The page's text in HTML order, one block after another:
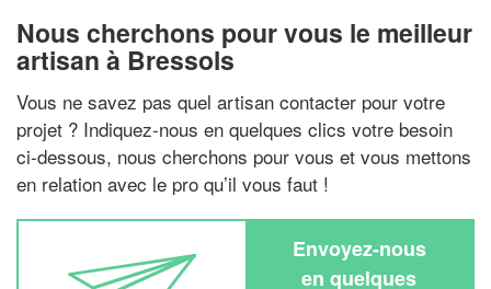
Nous cherchons pour vous le meilleur
artisan à Bressols
Vous ne savez pas quel artisan contacter pour votre
projet ? Indiquez-nous en quelques clics votre besoin
ci-dessous, nous cherchons pour vous et vous mettons
en relation avec le pro qu’il vous faut !
Envoyez-nous
en quelques